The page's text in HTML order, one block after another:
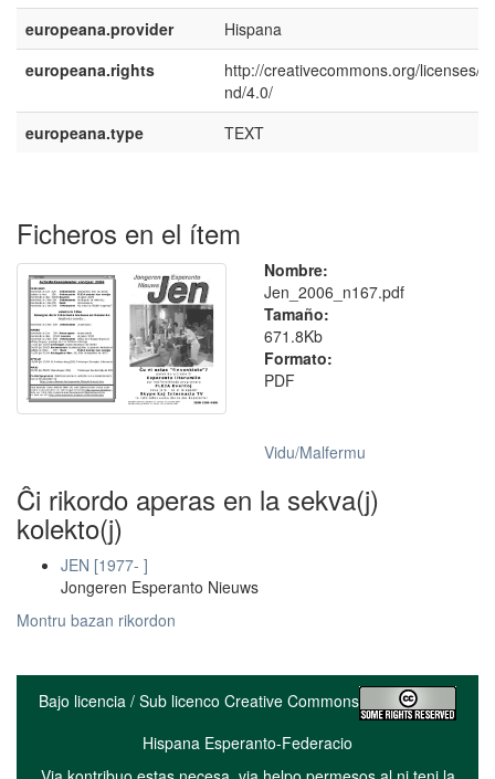
europeana.provider
Hispana
europeana.rights
http://creativecommons.org/licenses/
nd/4.0/
europeana.type
TEXT
Ficheros en el ítem
Nombre:
Jen_2006_n167.pdf
Tamaño:
671.8Kb
Formato:
PDF
Vidu/Malfermu
Ĉi rikordo aperas en la sekva(j)
kolekto(j)
JEN [1977- ]
Jongeren Esperanto Nieuws
Montru bazan rikordon
Bajo licencia / Sub licenco Creative Commons
Hispana Esperanto-Federacio